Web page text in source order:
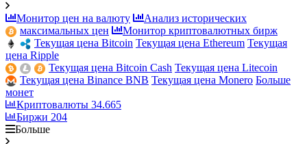
Монитор цен на валюту
Анализ исторических
максимальных цен
Монитор криптовалютных бирж
Текущая цена Bitcoin Текущая цена Ethereum Текущая
цена Ripple
Текущая цена Bitcoin Cash Текущая цена Litecoin
Текущая цена Binance BNB Текущая цена Monero Больше
монет
Криптовалюты 34.665
Биржи 204
Больше